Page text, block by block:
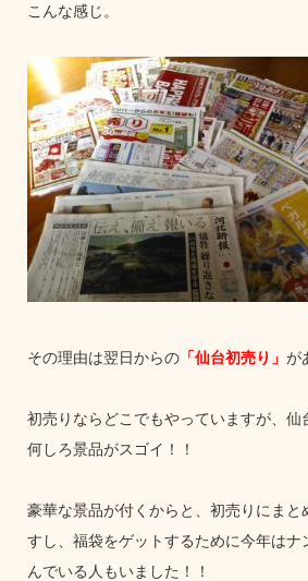
こんな感じ。
その理由は翌日からの 「仙台初売り」 が
初売りならどこでもやっていますが、仙
何しろ景品がスゴイ！！
豪華な景品が付くからと、初売りにまと
すし、福袋をゲットするために今年はナ
んでいる人もいました！！